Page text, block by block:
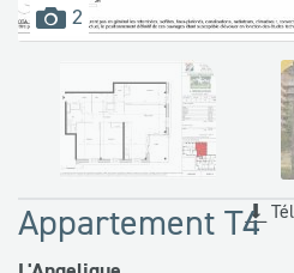
2 images
disponibles
Appartement T4